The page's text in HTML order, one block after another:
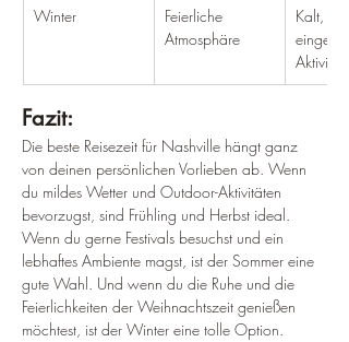
Winter
Feierliche
Atmosphäre
Kalt,
Aktivitäten
Fazit:
Die beste Reisezeit für Nashville hängt ganz
von deinen persönlichen Vorlieben ab. Wenn
du mildes Wetter und Outdoor-Aktivitäten
bevorzugst, sind Frühling und Herbst ideal.
Wenn du gerne Festivals besuchst und ein
lebhaftes Ambiente magst, ist der Sommer eine
gute Wahl. Und wenn du die Ruhe und die
Feierlichkeiten der Weihnachtszeit genießen
möchtest, ist der Winter eine tolle Option.